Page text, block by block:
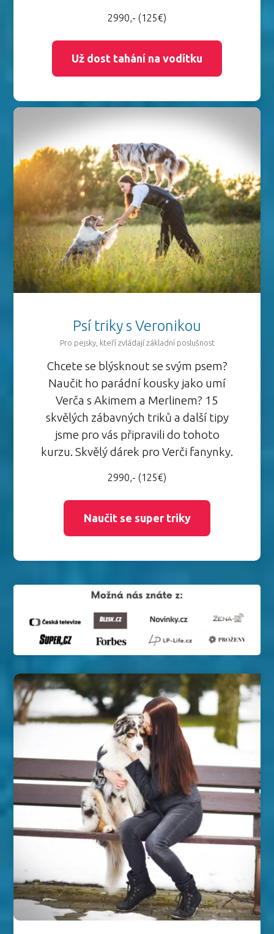
2990,- (125€)
Už dost tahání na vodítku
Psí triky s Veronikou
Pro pejsky, kteří zvládají základní poslušnost
Chcete se blýsknout se svým psem?
Naučit ho parádní kousky jako umí
Verča s Akimem a Merlinem? 15
skvělých zábavných triků a další tipy
jsme pro vás připravili do tohoto
kurzu. Skvělý dárek pro Verči fanynky.
2990,- (125€)
Naučit se super triky